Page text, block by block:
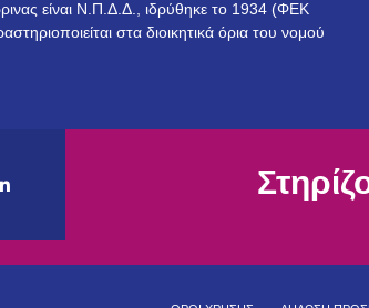
είναι Ν.Π.Δ.Δ., ιδρύθηκε το 1934 (ΦΕΚ
στα διοικητικά όρια του νομού